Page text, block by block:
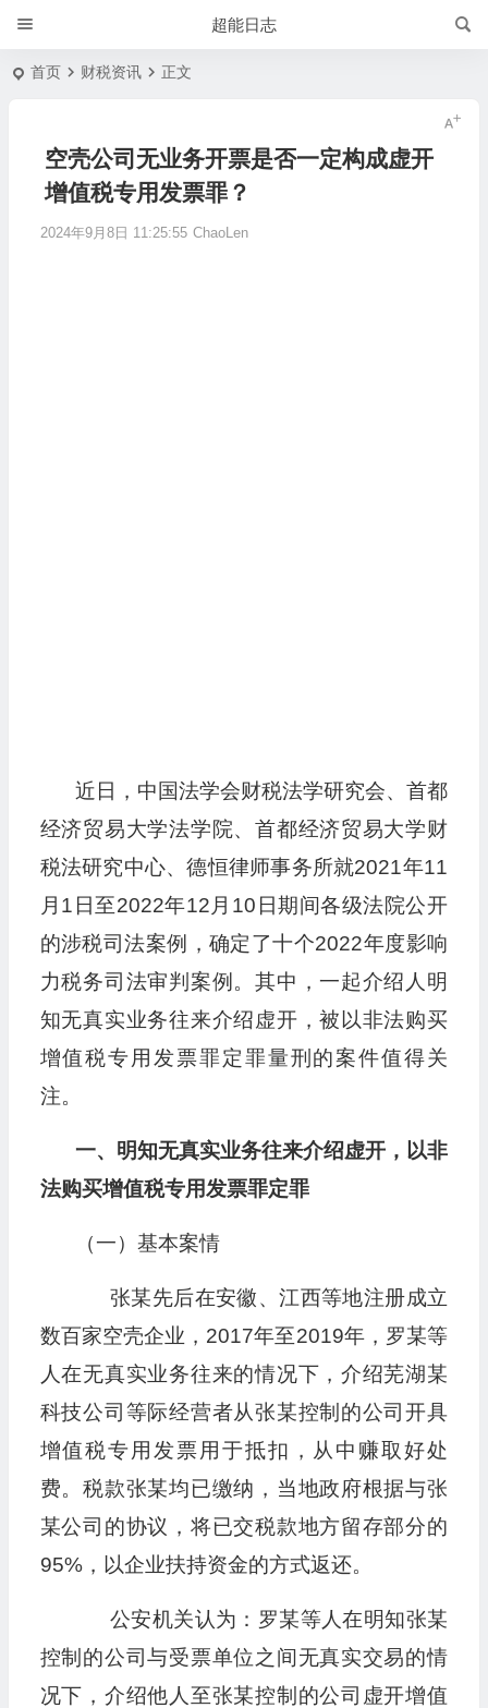
超能日志
首页 财税资讯 正文
空壳公司无业务开票是否一定构成虚开
增值税专用发票罪？
2024年9月8日 11:25:55 ChaoLen
近日，中国法学会财税法学研究会、首都
经济贸易大学法学院、首都经济贸易大学财
税法研究中心、德恒律师事务所就2021年11
月1日至2022年12月10日期间各级法院公开
的涉税司法案例，确定了十个2022年度影响
力税务司法审判案例。其中，一起介绍人明
知无真实业务往来介绍虚开，被以非法购买
增值税专用发票罪定罪量刑的案件值得关
注。
一、明知无真实业务往来介绍虚开，以非
法购买增值税专用发票罪定罪
（一）基本案情
张某先后在安徽、江西等地注册成立
数百家空壳企业，2017年至2019年，罗某等
人在无真实业务往来的情况下，介绍芜湖某
科技公司等际经营者从张某控制的公司开具
增值税专用发票用于抵扣，从中赚取好处
费。税款张某均已缴纳，当地政府根据与张
某公司的协议，将已交税款地方留存部分的
95%，以企业扶持资金的方式返还。
公安机关认为：罗某等人在明知张某
控制的公司与受票单位之间无真实交易的情
况下，介绍他人至张某控制的公司虚开增值